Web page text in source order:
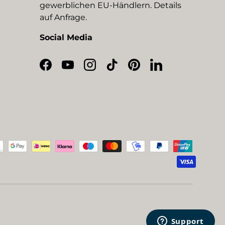
gewerblichen EU-Händlern. Details
auf Anfrage.
Social Media
Facebook
YouTubeInstagram
TikTokPinterestLinkedIn